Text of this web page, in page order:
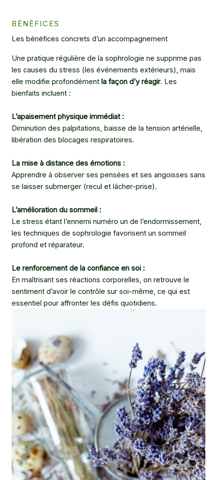
BÉNÉFICES
Les bénéfices concrets d’un accompagnement
Une pratique régulière de la sophrologie ne supprime pas
les causes du stress (les événements extérieurs), mais
elle modifie profondément la façon d’y réagir. Les
bienfaits incluent :
L’apaisement physique immédiat :
Diminution des palpitations, baisse de la tension artérielle,
libération des blocages respiratoires.
La mise à distance des émotions :
Apprendre à observer ses pensées et ses angoisses sans
se laisser submerger (recul et lâcher-prise).
L’amélioration du sommeil :
Le stress étant l’ennemi numéro un de l’endormissement,
les techniques de sophrologie favorisent un sommeil
profond et réparateur.
Le renforcement de la confiance en soi :
En maîtrisant ses réactions corporelles, on retrouve le
sentiment d’avoir le contrôle sur soi-même, ce qui est
essentiel pour affronter les défis quotidiens.